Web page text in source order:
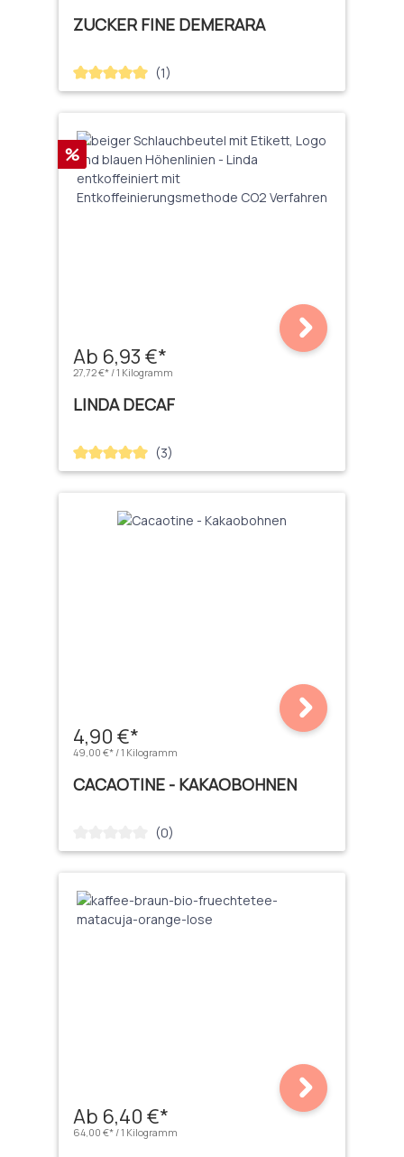
ZUCKER FINE DEMERARA
Durchschnittliche Bewertung von 5 von 5 Sternen
(1)
Rabatt
%
Ab 6,93 €*
27,72 €* / 1 Kilogramm
LINDA DECAF
Durchschnittliche Bewertung von 5 von 5 Sternen
(3)
4,90 €*
49,00 €* / 1 Kilogramm
CACAOTINE - KAKAOBOHNEN
Durchschnittliche Bewertung von 0 von 5 Sternen
(0)
Ab 6,40 €*
64,00 €* / 1 Kilogramm